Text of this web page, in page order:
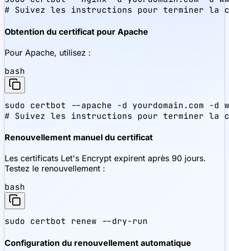
# Suivez les instructions pour terminer la
Obtention du certificat pour Apache
Pour Apache, utilisez :
bash
sudo certbot --apache -d yourdomain.com -d
# Suivez les instructions pour terminer la
Renouvellement manuel du certificat
Les certificats Let's Encrypt expirent après 90 jours.
Testez le renouvellement :
bash
sudo certbot renew --dry-run
Configuration du renouvellement automatique